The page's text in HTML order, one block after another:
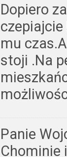
Dopiero
czepiajcie
mu
stoji .Na
Panie
Chominie